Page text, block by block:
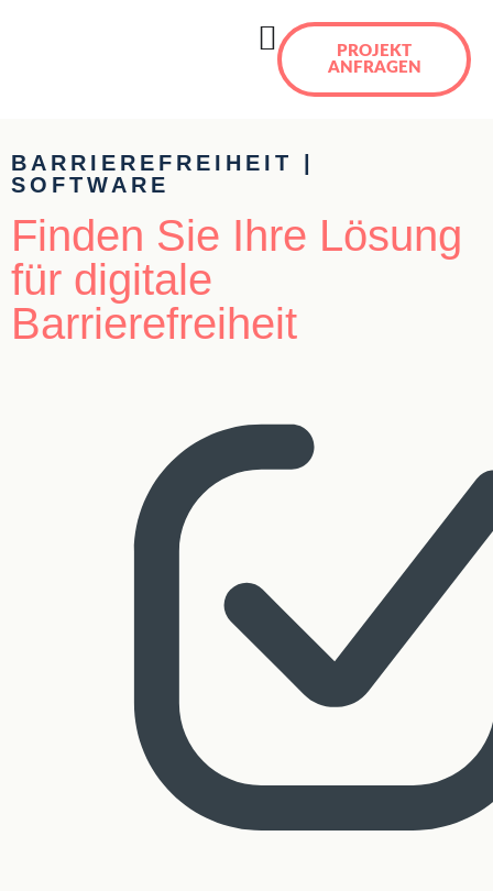
PROJEKT
ANFRAGEN
BARRIEREFREIHEIT |
SOFTWARE
Finden Sie Ihre Lösung
für digitale
Barrierefreiheit